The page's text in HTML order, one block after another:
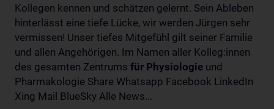
Kollegen kennen und schätzen gelernt. Sein Ableben
hinterlässt eine tiefe Lücke, wir werden Jürgen sehr
vermissen! Unser tiefes Mitgefühl gilt seiner Familie
und allen Angehörigen. Im Namen aller Kolleg:innen
des gesamten Zentrums für Physiologie und
Pharmakologie Share Whatsapp Facebook LinkedIn
Xing Mail BlueSky Alle News...